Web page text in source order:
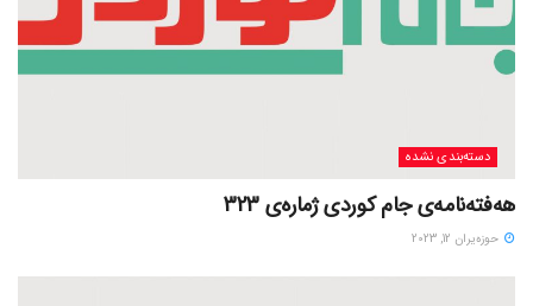
دسته‌بندی نشده
هەفتەنامەی جام کوردی ژمارەی 323
حوزه‌یران 12, 2023